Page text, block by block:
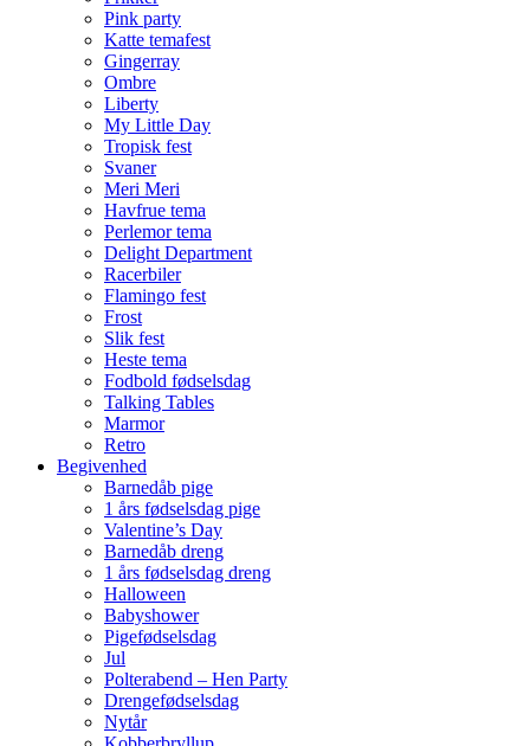
Pink party
Katte temafest
Gingerray
Ombre
Liberty
My Little Day
Tropisk fest
Svaner
Meri Meri
Havfrue tema
Perlemor tema
Delight Department
Racerbiler
Flamingo fest
Frost
Slik fest
Heste tema
Fodbold fødselsdag
Talking Tables
Marmor
Retro
Begivenhed
Barnedåb pige
1 års fødselsdag pige
Valentine’s Day
Barnedåb dreng
1 års fødselsdag dreng
Halloween
Babyshower
Pigefødselsdag
Jul
Polterabend – Hen Party
Drengefødselsdag
Nytår